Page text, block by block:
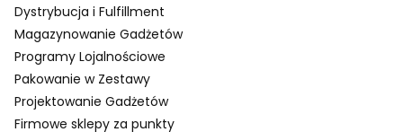
Dystrybucja i Fulfillment
Magazynowanie Gadżetów
Programy Lojalnościowe
Pakowanie w Zestawy
Projektowanie Gadżetów
Firmowe sklepy za punkty